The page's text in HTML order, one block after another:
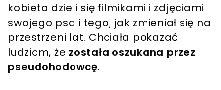
kobieta dzieli się filmikami i zdjęciami
swojego psa i tego, jak zmieniał się na
przestrzeni lat. Chciała pokazać
ludziom, że została oszukana przez
pseudohodowcę.